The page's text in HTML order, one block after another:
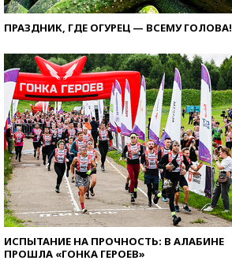
ПРАЗДНИК, ГДЕ ОГУРЕЦ — ВСЕМУ ГОЛОВА!
ИСПЫТАНИЕ НА ПРОЧНОСТЬ: В АЛАБИНЕ
ПРОШЛА «ГОНКА ГЕРОЕВ»